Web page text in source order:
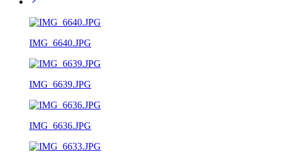
IMG_6640.JPG
IMG_6639.JPG
IMG_6636.JPG